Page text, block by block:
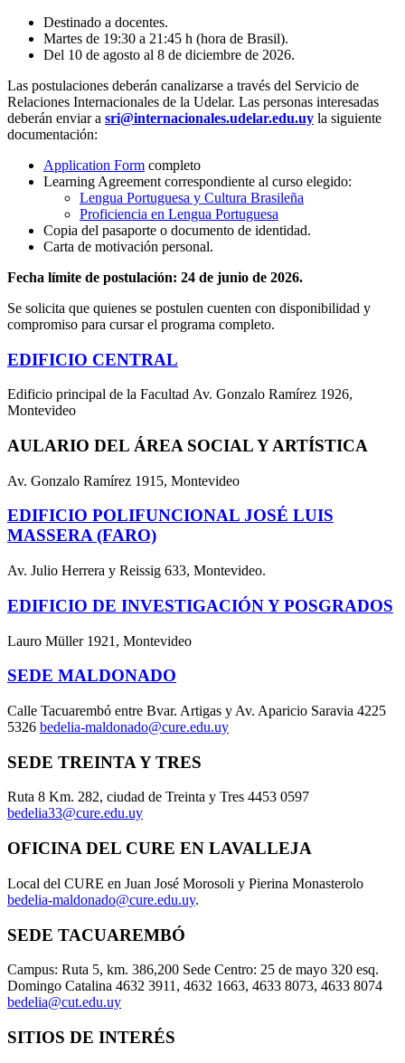
Destinado a docentes.
Martes de 19:30 a 21:45 h (hora de Brasil).
Del 10 de agosto al 8 de diciembre de 2026.
Las postulaciones deberán canalizarse a través del Servicio de
Relaciones Internacionales de la Udelar. Las personas interesadas
deberán enviar a sri@internacionales.udelar.edu.uy la siguiente
documentación:
Application Form completo
Learning Agreement correspondiente al curso elegido:
Lengua Portuguesa y Cultura Brasileña
Proficiencia en Lengua Portuguesa
Copia del pasaporte o documento de identidad.
Carta de motivación personal.
Fecha límite de postulación: 24 de junio de 2026.
Se solicita que quienes se postulen cuenten con disponibilidad y
compromiso para cursar el programa completo.
EDIFICIO CENTRAL
Edificio principal de la Facultad Av. Gonzalo Ramírez 1926,
Montevideo
AULARIO DEL ÁREA SOCIAL Y ARTÍSTICA
Av. Gonzalo Ramírez 1915, Montevideo
EDIFICIO POLIFUNCIONAL JOSÉ LUIS
MASSERA (FARO)
Av. Julio Herrera y Reissig 633, Montevideo.
EDIFICIO DE INVESTIGACIÓN Y POSGRADOS
Lauro Müller 1921, Montevideo
SEDE MALDONADO
Calle Tacuarembó entre Bvar. Artigas y Av. Aparicio Saravia 4225
5326 bedelia-maldonado@cure.edu.uy
SEDE TREINTA Y TRES
Ruta 8 Km. 282, ciudad de Treinta y Tres 4453 0597
bedelia33@cure.edu.uy
OFICINA DEL CURE EN LAVALLEJA
Local del CURE en Juan José Morosoli y Pierina Monasterolo
bedelia-maldonado@cure.edu.uy.
SEDE TACUAREMBÓ
Campus: Ruta 5, km. 386,200 Sede Centro: 25 de mayo 320 esq.
Domingo Catalina 4632 3911, 4632 1663, 4633 8073, 4633 8074
bedelia@cut.edu.uy
SITIOS DE INTERÉS